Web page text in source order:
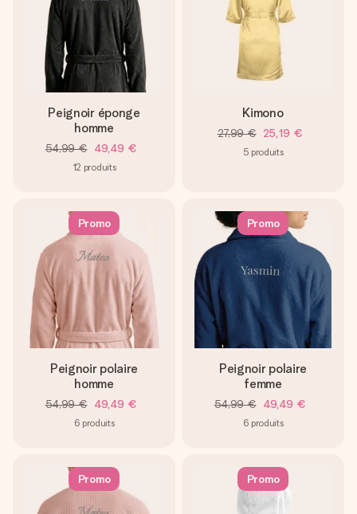
Peignoir éponge
homme
54,99 € 49,49 €
12 produits
Kimono
27,99 € 25,19 €
5 produits
Promo
Peignoir polaire
homme
54,99 € 49,49 €
6 produits
Promo
Peignoir polaire
femme
54,99 € 49,49 €
6 produits
Promo Promo